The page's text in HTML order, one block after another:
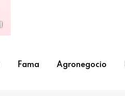
Fama Agronegocio